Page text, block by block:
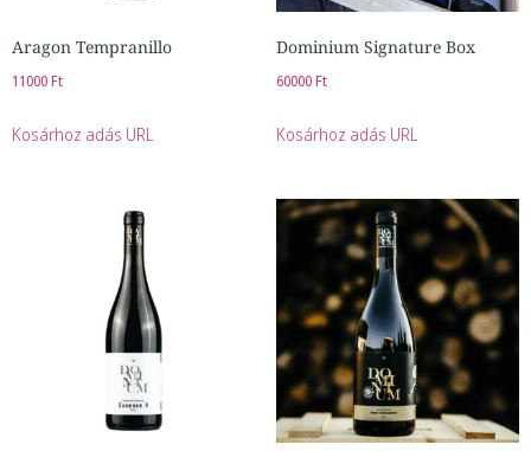
Aragon Tempranillo
11000Ft
Kosárhoz adás URL
Dominium Signature Box
60000Ft
Kosárhoz adás URL